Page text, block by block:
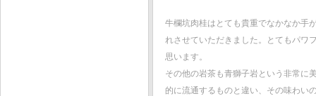
牛欄坑肉桂はとても貴重でなかなか手
れさせていただきました。とてもパワ
思います。
その他の岩茶も青獅子岩という非常に
的に流通するものと違い、その味わい